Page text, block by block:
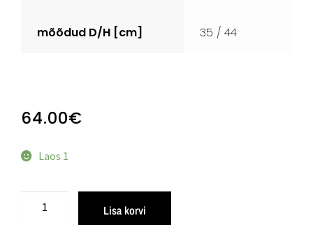
mõõdud D/H [cm] 35 / 44
64.00€
Laos 1
Lisa korvi